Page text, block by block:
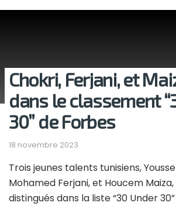
Chokri, Ferjani, et
dans le classement
30” de Forbes
18 novembre 2023
Trois jeunes talents tunisiens,
Mohamed Ferjani, et Houcem
distingués dans la liste “30 Under